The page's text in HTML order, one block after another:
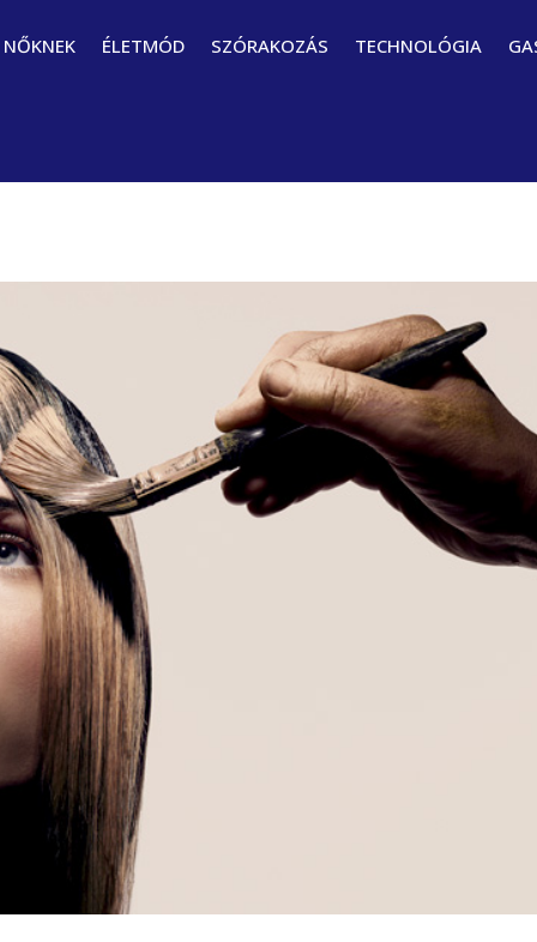
NŐKNEK ÉLETMÓD SZÓRAKOZÁS TECHNOLÓGIA